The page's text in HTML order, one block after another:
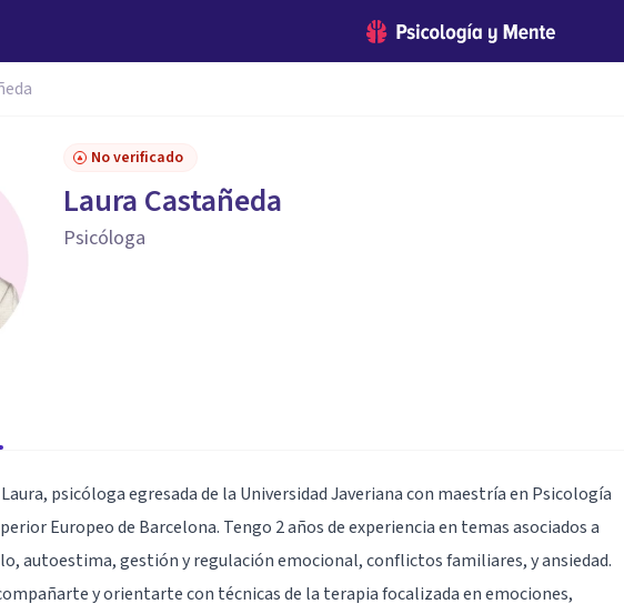
No verificado
Laura Castañeda
Psicóloga
psicóloga egresada de la Universidad Javeriana con maestría en Psicología
Europeo de Barcelona. Tengo 2 años de experiencia en temas asociados a
autoestima, gestión y regulación emocional, conflictos familiares, y ansiedad.
y orientarte con técnicas de la terapia focalizada en emociones,